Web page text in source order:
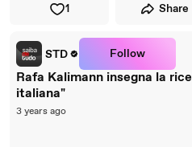
1 Share
STD Follow
Rafa Kalimann insegna la
italiana"
3 years ago